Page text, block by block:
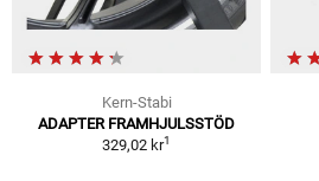
Kern-Stabi
ADAPTER FRAMHJULSSTÖD
329,02 kr1